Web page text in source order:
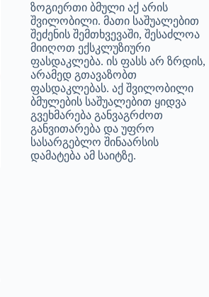
ზოგიერთი ბმული აქ არის
შვილობილი. მათი საშუალებით
შეძენის შემთხვევაში, შესაძლოა
მიიღოთ ექსკლუზიური
ფასდაკლება. ის ფასს არ ზრდის,
არამედ გთავაზობთ
ფასდაკლებას. აქ შვილობილი
ბმულების საშუალებით ყიდვა
გვეხმარება განვაგრძოთ
განვითარება და უფრო
სასარგებლო შინაარსის
დამატება ამ საიტზე.